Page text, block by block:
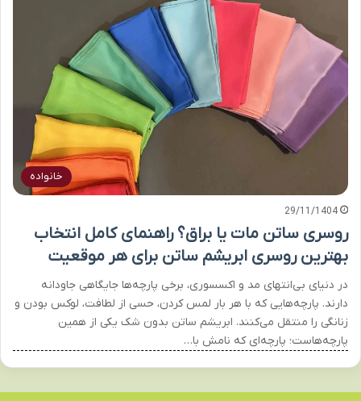
خانواده
29/11/1404
روسری ساتن مات یا براق؟ راهنمای کامل انتخاب
بهترین روسری ابریشم ساتن برای هر موقعیت
در دنیای بی‌انتهای مد و اکسسوری، برخی پارچه‌ها جایگاهی جاودانه
دارند. پارچه‌هایی که با هر بار لمس کردن، حسی از لطافت، لوکس بودن و
زنانگی را منتقل می‌کنند. ابریشم ساتن بدون شک یکی از همین
پارچه‌هاست؛ پارچه‌ای که نامش با…